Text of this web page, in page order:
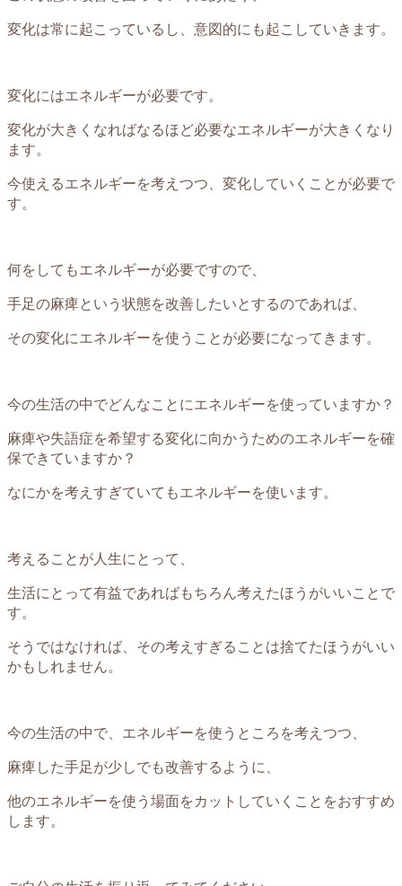
変化は常に起こっているし、意図的にも起こしていきます。
変化にはエネルギーが必要です。
変化が大きくなればなるほど必要なエネルギーが大きくなり
ます。
今使えるエネルギーを考えつつ、変化していくことが必要で
す。
何をしてもエネルギーが必要ですので、
手足の麻痺という状態を改善したいとするのであれば、
その変化にエネルギーを使うことが必要になってきます。
今の生活の中でどんなことにエネルギーを使っていますか？
麻痺や失語症を希望する変化に向かうためのエネルギーを確
保できていますか？
なにかを考えすぎていてもエネルギーを使います。
考えることが人生にとって、
生活にとって有益であればもちろん考えたほうがいいことで
す。
そうではなければ、その考えすぎることは捨てたほうがいい
かもしれません。
今の生活の中で、エネルギーを使うところを考えつつ、
麻痺した手足が少しでも改善するように、
他のエネルギーを使う場面をカットしていくことをおすすめ
します。